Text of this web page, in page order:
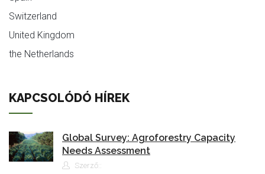
Switzerland
United Kingdom
the Netherlands
KAPCSOLÓDÓ HÍREK
Global Survey: Agroforestry Capacity
Needs Assessment
Szerző::